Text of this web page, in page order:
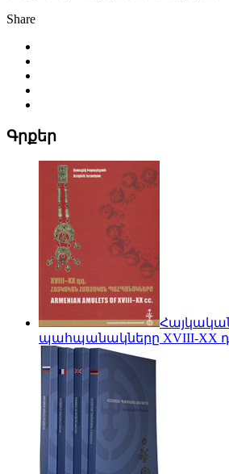
Share
Գրքեր
պահպանակները XVIII-XX